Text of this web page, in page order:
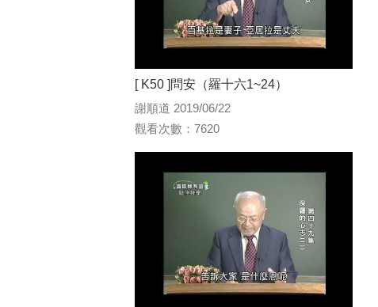
[ K50 ]問安（羅十六1~24）
謝順道 2019/06/22
觀看次數：7620